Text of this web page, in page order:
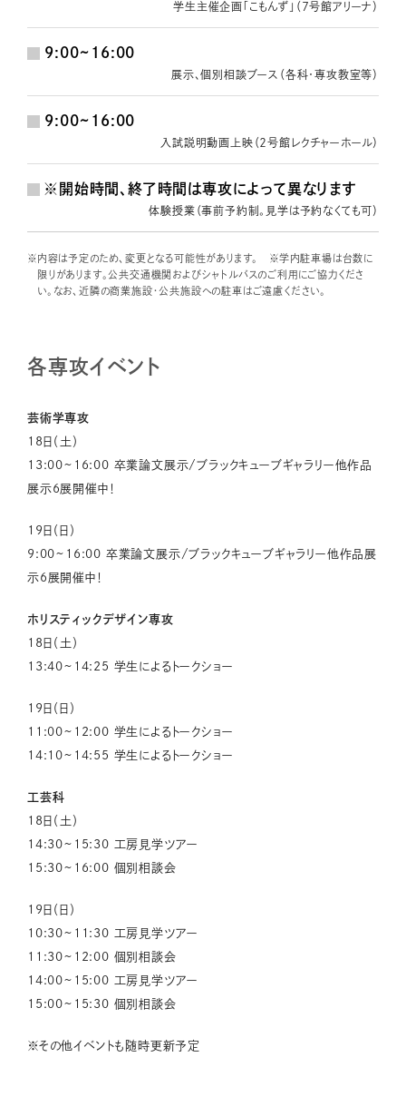
学生主催企画「こもんず」（７号館アリーナ）
9:00~16:00
展示、個別相談ブース（各科・専攻教室等）
9:00~16:00
入試説明動画上映（２号館レクチャーホール）
※開始時間、終了時間は専攻によって異なります
体験授業（事前予約制。見学は予約なくても可）
※内容は予定のため、変更となる可能性があります。 ※学内駐車場は台数に
限りがあります。公共交通機関およびシャトルバスのご利用にご協力くださ
い。なお、近隣の商業施設・公共施設への駐車はご遠慮ください。
各専攻イベント
芸術学専攻
18日（土）
13:00~16:00 卒業論文展示/ブラックキューブギャラリー他作品
展示6展開催中！
19日（日）
9:00~16:00 卒業論文展示/ブラックキューブギャラリー他作品展
示6展開催中！
ホリスティックデザイン専攻
18日（土）
13:40~14:25 学生によるトークショー
19日（日）
11:00~12:00 学生によるトークショー
14:10~14:55 学生によるトークショー
工芸科
18日（土）
14:30~15:30 工房見学ツアー
15:30~16:00 個別相談会
19日（日）
10:30~11:30 工房見学ツアー
11:30~12:00 個別相談会
14:00~15:00 工房見学ツアー
15:00~15:30 個別相談会
※その他イベントも随時更新予定